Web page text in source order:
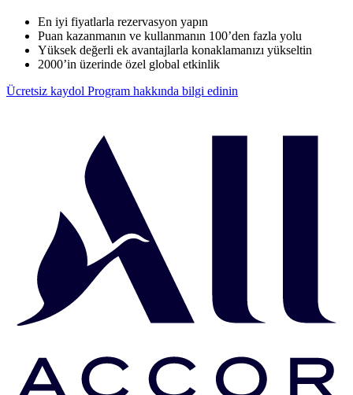
En iyi fiyatlarla rezervasyon yapın
Puan kazanmanın ve kullanmanın 100’den fazla yolu
Yüksek değerli ek avantajlarla konaklamanızı yükseltin
2000’in üzerinde özel global etkinlik
Ücretsiz kaydol Program hakkında bilgi edinin